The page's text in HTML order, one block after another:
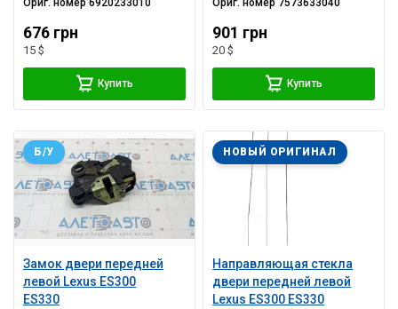
676 грн
15 $
Купить
901 грн
20 $
Купить
Замок двери передней
левой Lexus ES300
ES330
Б/У
Направляющая стекла
двери передней левой
Lexus ES300 ES330
НОВЫЙ ОРИГИНАЛ